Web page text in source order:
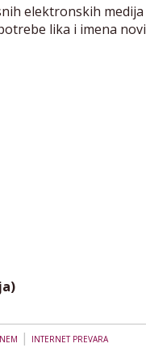
elektronskih
lika i imena
| INTERNET PREVARA